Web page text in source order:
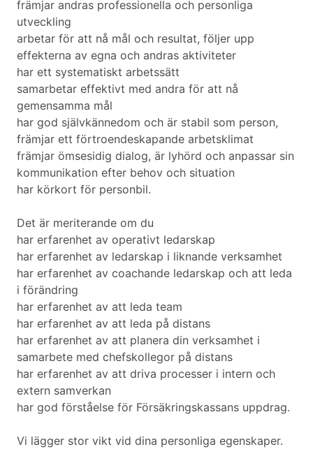
främjar andras professionella och personliga
utveckling
arbetar för att nå mål och resultat, följer upp
effekterna av egna och andras aktiviteter
har ett systematiskt arbetssätt
samarbetar effektivt med andra för att nå
gemensamma mål
har god självkännedom och är stabil som person,
främjar ett förtroendeskapande arbetsklimat
främjar ömsesidig dialog, är lyhörd och anpassar sin
kommunikation efter behov och situation
har körkort för personbil.
Det är meriterande om du
har erfarenhet av operativt ledarskap
har erfarenhet av ledarskap i liknande verksamhet
har erfarenhet av coachande ledarskap och att leda
i förändring
har erfarenhet av att leda team
har erfarenhet av att leda på distans
har erfarenhet av att planera din verksamhet i
samarbete med chefskollegor på distans
har erfarenhet av att driva processer i intern och
extern samverkan
har god förståelse för Försäkringskassans uppdrag.
Vi lägger stor vikt vid dina personliga egenskaper.